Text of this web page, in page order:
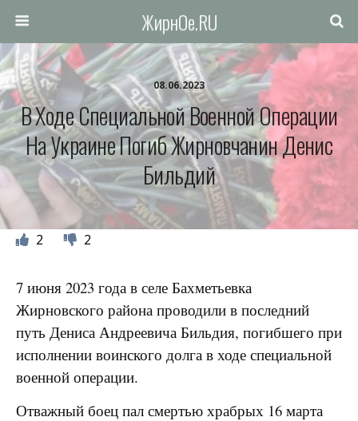
ЖирнОе.RU
08.06.2023
В Ходе Специальной Военной Операции
На Украине Погиб Жирновчанин Денис
Бильдий
2 2
7 июня 2023 года в селе Бахметьевка
Жирновского района проводили в последний
путь Дениса Андреевича Бильдия, погибшего при
исполнении воинского долга в ходе специальной
военной операции.
Отважный боец пал смертью храбрых 16 марта